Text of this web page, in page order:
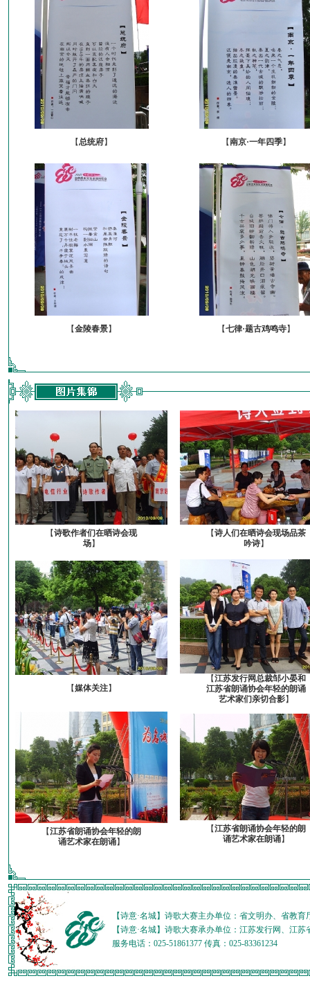
【总统府】 【南京·一年四季】
【金陵春景】 【七律·题古鸡鸣寺】
【诗歌作者们在晒诗会现
场】
【诗人们在晒诗会现场品茶
吟诗】
【媒体关注】
【江苏发行网总裁邹小晏和
江苏省朗诵协会年轻的朗诵
艺术家们亲切合影】
【江苏省朗诵协会年轻的朗
诵艺术家在朗诵】
【江苏省朗诵协会年轻的朗
诵艺术家在朗诵】
【诗意·名城】诗歌大赛主办单位：省文明办、省教
【诗意·名城】诗歌大赛承办单位：江苏发行网、江
服务电话：025-51861377 传真：025-83361234